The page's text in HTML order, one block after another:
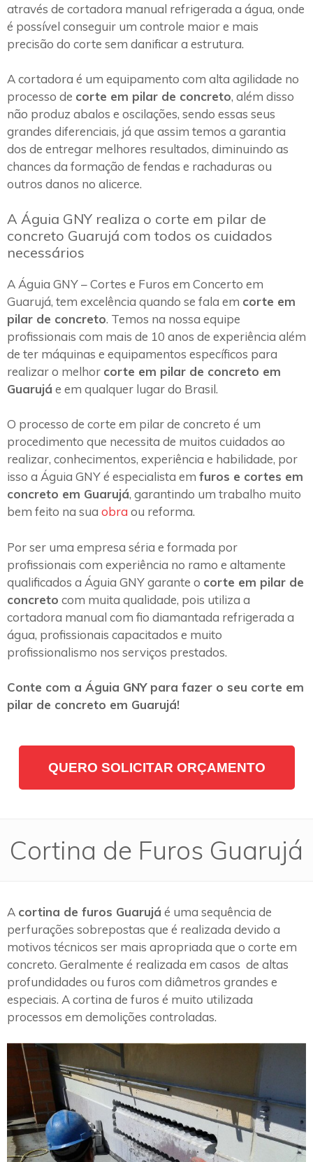
através de cortadora manual refrigerada a água, onde
é possível conseguir um controle maior e mais
precisão do corte sem danificar a estrutura.
A cortadora é um equipamento com alta agilidade no
processo de corte em pilar de concreto, além disso
não produz abalos e oscilações, sendo essas seus
grandes diferenciais, já que assim temos a garantia
dos de entregar melhores resultados, diminuindo as
chances da formação de fendas e rachaduras ou
outros danos no alicerce.
A Águia GNY realiza o corte em pilar de
concreto Guarujá com todos os cuidados
necessários
A Águia GNY – Cortes e Furos em Concerto em
Guarujá, tem excelência quando se fala em corte em
pilar de concreto. Temos na nossa equipe
profissionais com mais de 10 anos de experiência além
de ter máquinas e equipamentos específicos para
realizar o melhor corte em pilar de concreto em
Guarujá e em qualquer lugar do Brasil.
O processo de corte em pilar de concreto é um
procedimento que necessita de muitos cuidados ao
realizar, conhecimentos, experiência e habilidade, por
isso a Águia GNY é especialista em furos e cortes em
concreto em Guarujá, garantindo um trabalho muito
bem feito na sua obra ou reforma.
Por ser uma empresa séria e formada por
profissionais com experiência no ramo e altamente
qualificados a Águia GNY garante o corte em pilar de
concreto com muita qualidade, pois utiliza a
cortadora manual com fio diamantada refrigerada a
água, profissionais capacitados e muito
profissionalismo nos serviços prestados.
Conte com a Águia GNY para fazer o seu corte em
pilar de concreto em Guarujá!
QUERO SOLICITAR ORÇAMENTO
Cortina de Furos Guarujá
A cortina de furos Guarujá é uma sequência de
perfurações sobrepostas que é realizada devido a
motivos técnicos ser mais apropriada que o corte em
concreto. Geralmente é realizada em casos de altas
profundidades ou furos com diâmetros grandes e
especiais. A cortina de furos é muito utilizada
processos em demolições controladas.